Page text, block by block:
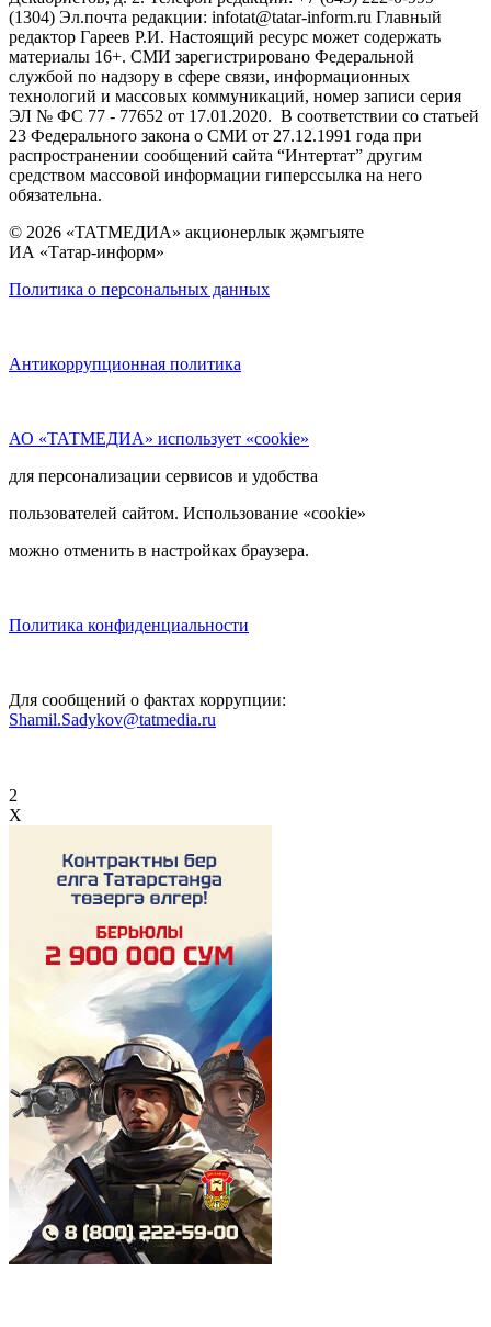
(1304) Эл.почта редакции: infotat@tatar-inform.ru Главный
редактор Гареев Р.И. Настоящий ресурс может содержать
материалы 16+. СМИ зарегистрировано Федеральной
службой по надзору в сфере связи, информационных
технологий и массовых коммуникаций, номер записи серия
ЭЛ № ФС 77 - 77652 от 17.01.2020. В соответствии со статьей
23 Федерального закона о СМИ от 27.12.1991 года при
распространении сообщений сайта “Интертат” другим
средством массовой информации гиперссылка на него
обязательна.
© 2026 «ТАТМЕДИА» акционерлык җәмгыяте
ИА «Татар-информ»
Политика о персональных данных
Антикоррупционная политика
АО «ТАТМЕДИА» использует «cookie»
для персонализации сервисов и удобства
пользователей сайтом. Использование «cookie»
можно отменить в настройках браузера.
Политика конфиденциальности
Для сообщений о фактах коррупции:
Shamil.Sadykov@tatmedia.ru
2
X